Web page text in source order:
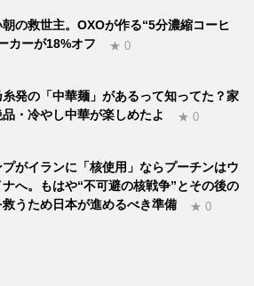
の救世主。OXOが作る“5分濃縮コーヒ
カーが18%オフ
★ 0
発の「中華麺」があるって知ってた？家
・冷やし中華が楽しめたよ
★ 0
プがイランに「核使用」ならプーチンはウ
ナへ。もはや“不可避の核戦争”とその後の
うため日本が進めるべき準備
★ 0